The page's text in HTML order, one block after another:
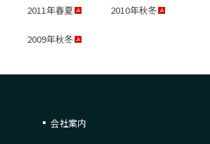
2011年春夏 2010年秋冬
2009年秋冬
会社案内